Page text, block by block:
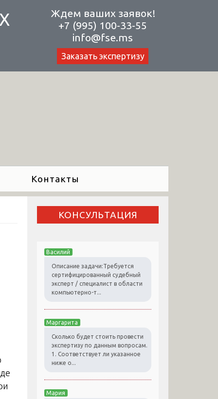
Ждем ваших заявок!
+7 (995) 100-33-55
info@fse.ms
Заказать экспертизу
Контакты
КОНСУЛЬТАЦИЯ
Василий
Описание задачи:Требуется
сертифицированный судебный
эксперт / специалист в области
компьютерно-т...
Маргарита
Сколько будет стоить провести
экспертизу по данным вопросам.
1. Соответствует ли указанное
ниже о...
Мария